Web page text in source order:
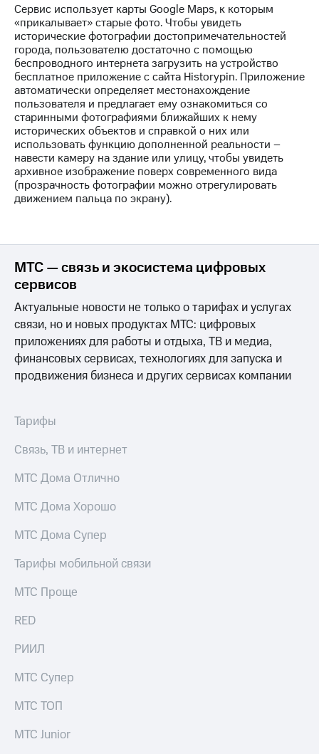
Регистратор
Реквизиты
Контакты
развитие
деловая этика
На главную
Cервис использует карты Google Maps, к которым
«прикалывает» старые фото. Чтобы увидеть
исторические фотографии достопримечательностей
города, пользователю достаточно с помощью
беспроводного интернета загрузить на устройство
бесплатное приложение с сайта Historypin. Приложение
автоматически определяет местонахождение
пользователя и предлагает ему ознакомиться со
старинными фотографиями ближайших к нему
исторических объектов и справкой о них или
использовать функцию дополненной реальности –
навести камеру на здание или улицу, чтобы увидеть
архивное изображение поверх современного вида
(прозрачность фотографии можно отрегулировать
движением пальца по экрану).
МТС — связь и экосистема цифровых
сервисов
Актуальные новости не только о тарифах и услугах
связи, но и новых продуктах МТС: цифровых
приложениях для работы и отдыха, ТВ и медиа,
финансовых сервисах, технологиях для запуска и
продвижения бизнеса и других сервисах компании
Тарифы
Связь, ТВ и интернет
МТС Дома Отлично
МТС Дома Хорошо
МТС Дома Супер
Тарифы мобильной связи
МТС Проще
RED
РИИЛ
МТС Супер
МТС ТОП
МТС Junior